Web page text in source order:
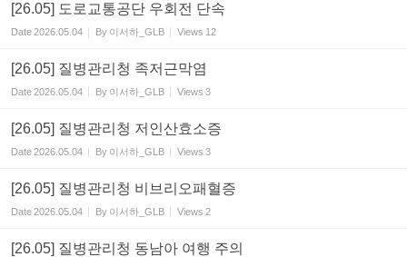
[26.05] 도로교통공단 우회전 단속
Date2026.05.04 By 이서하_GLB Views 12
[26.05] 질병관리청 족저근막염
Date2026.05.04 By 이서하_GLB Views 3
[26.05] 질병관리청 저인산효소증
Date2026.05.04 By 이서하_GLB Views 3
[26.05] 질병관리청 비브리오패혈증
Date2026.05.04 By 이서하_GLB Views 2
[26.05] 질병관리청 동남아 여행 주의